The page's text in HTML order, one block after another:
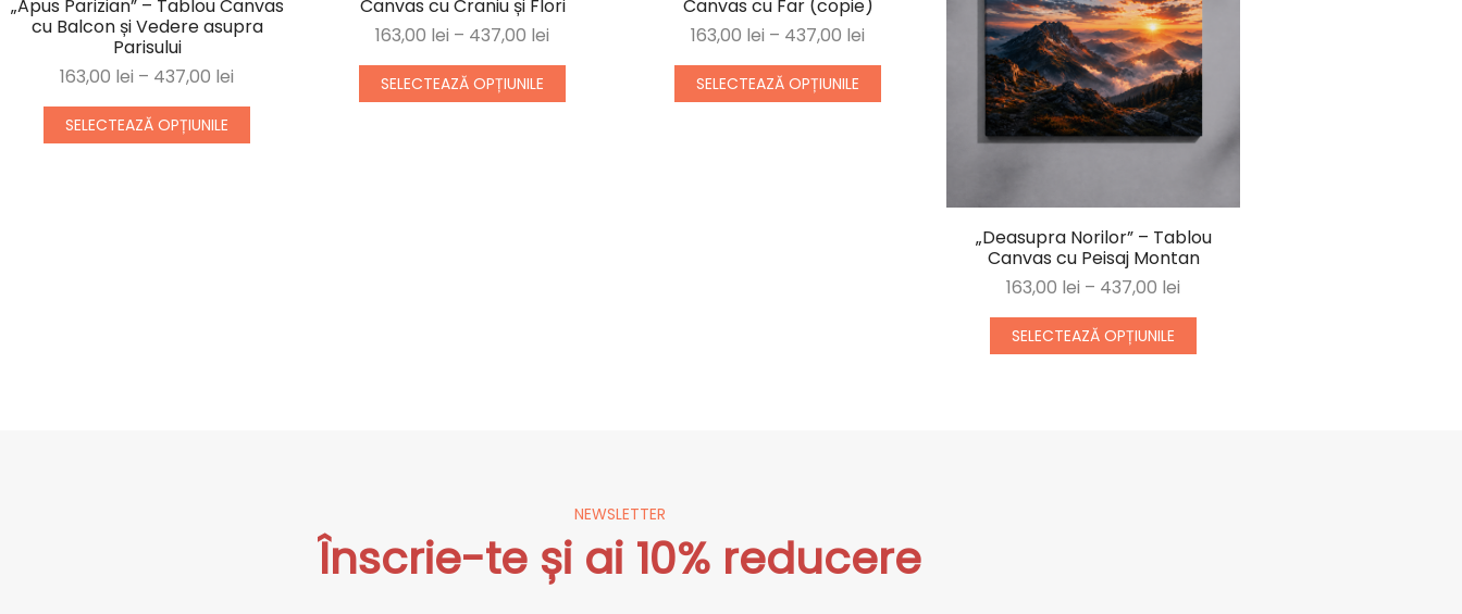
„Apus Parizian” – Tablou Canvas
cu Balcon și Vedere asupra
Parisului
163,00 lei – 437,00 lei
SELECTEAZĂ OPȚIUNILE
Canvas cu Craniu și Flori
163,00 lei – 437,00 lei
SELECTEAZĂ OPȚIUNILE
Canvas cu Far (copie)
163,00 lei – 437,00 lei
SELECTEAZĂ OPȚIUNILE
„Deasupra Norilor” – Tablou
Canvas cu Peisaj Montan
163,00 lei – 437,00 lei
SELECTEAZĂ OPȚIUNILE
NEWSLETTER
Înscrie-te și ai 10% reducere